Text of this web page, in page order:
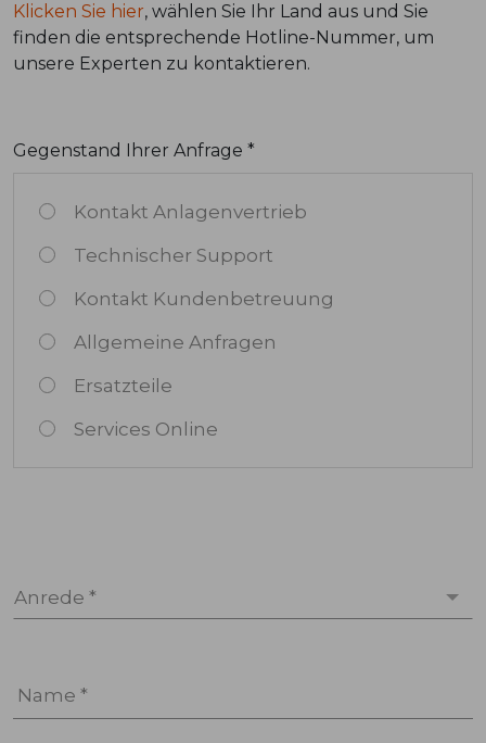
Klicken Sie hier, wählen Sie Ihr Land aus und Sie
finden die entsprechende Hotline-Nummer, um
unsere Experten zu kontaktieren.
Gegenstand Ihrer Anfrage *
Kontakt Anlagenvertrieb
Technischer Support
Kontakt Kundenbetreuung
Allgemeine Anfragen
Ersatzteile
Services Online
Anrede *
Name *